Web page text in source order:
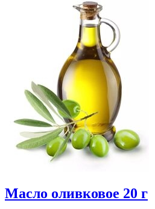
Масло оливковое 20 г